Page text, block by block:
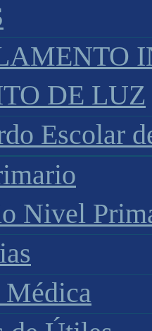
DE LUZ
Escolar
Nivel
Médica